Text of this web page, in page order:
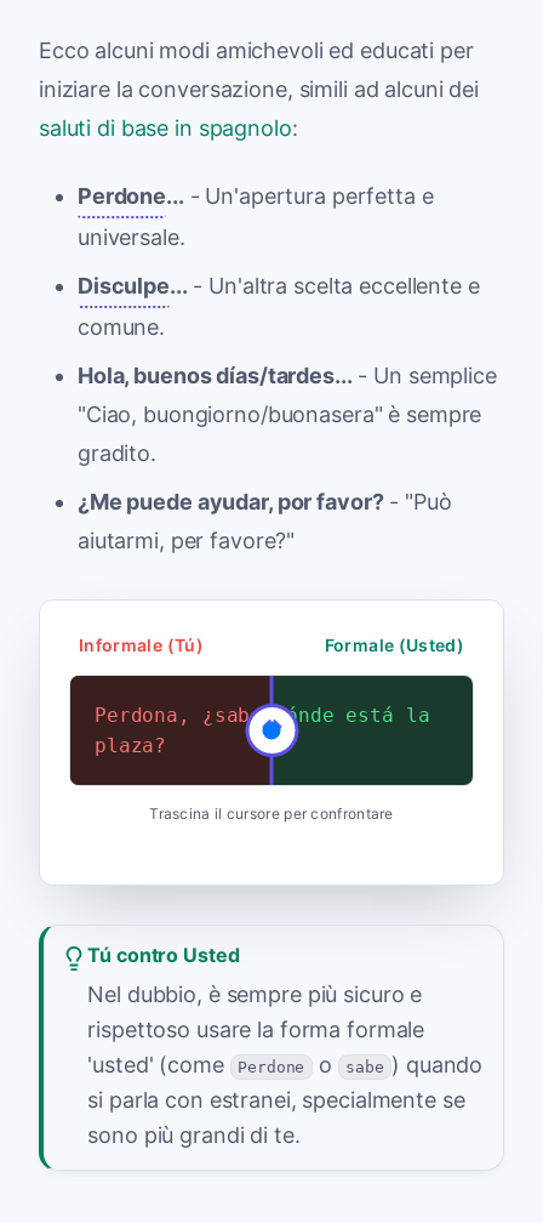
Ecco alcuni modi amichevoli ed educati per
iniziare la conversazione, simili ad alcuni dei
saluti di base in spagnolo:
Perdone... - Un'apertura perfetta e
universale.
Disculpe... - Un'altra scelta eccellente e
comune.
Hola, buenos días/tardes... - Un semplice
"Ciao, buongiorno/buonasera" è sempre
gradito.
¿Me puede ayudar, por favor?- "Può
aiutarmi, per favore?"
Informale (Tú) Formale (Usted)
Perdona, ¿sabes dónde está la
plaza?
Perdone, ¿sabe dónde está la
plaza?
Trascina il cursore per confrontare
Tú contro Usted
Nel dubbio, è sempre più sicuro e
rispettoso usare la forma formale
'usted' (come
Perdone o sabe ) quando
si parla con estranei, specialmente se
sono più grandi di te.